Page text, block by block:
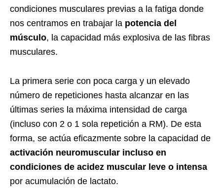
condiciones musculares previas a la fatiga donde
nos centramos en trabajar la potencia del
músculo, la capacidad más explosiva de las fibras
musculares.
La primera serie con poca carga y un elevado
número de repeticiones hasta alcanzar en las
últimas series la máxima intensidad de carga
(incluso con 2 o 1 sola repetición a RM). De esta
forma, se actúa eficazmente sobre la capacidad de
activación neuromuscular incluso en
condiciones de acidez muscular leve o intensa
por acumulación de lactato.